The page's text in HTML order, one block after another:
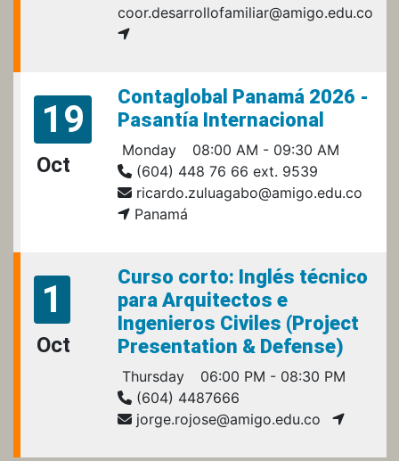
coor.desarrollofamiliar@amigo.edu.co
19
Oct
Contaglobal Panamá 2026 -
Pasantía Internacional
Monday
08:00 AM - 09:30 AM
(604) 448 76 66 ext. 9539
ricardo.zuluagabo@amigo.edu.co
Panamá
1
Oct
Curso corto: Inglés técnico
para Arquitectos e
Ingenieros Civiles (Project
Presentation & Defense)
Thursday
06:00 PM - 08:30 PM
(604) 4487666
jorge.rojose@amigo.edu.co